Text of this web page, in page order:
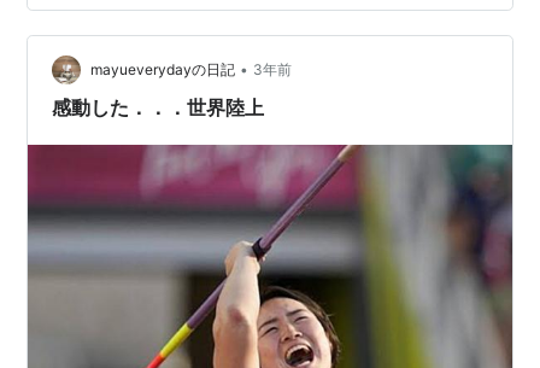
プセンが勝利。 youtu.be 裏で世界陸上の35キロ競歩を
やっていたので横目で観ながら。こちらは残念ながらカ
ナダの選手に終盤抜かれて勝木が3…
mayueverydayの日記 • 3年前
感動した．．．世界陸上